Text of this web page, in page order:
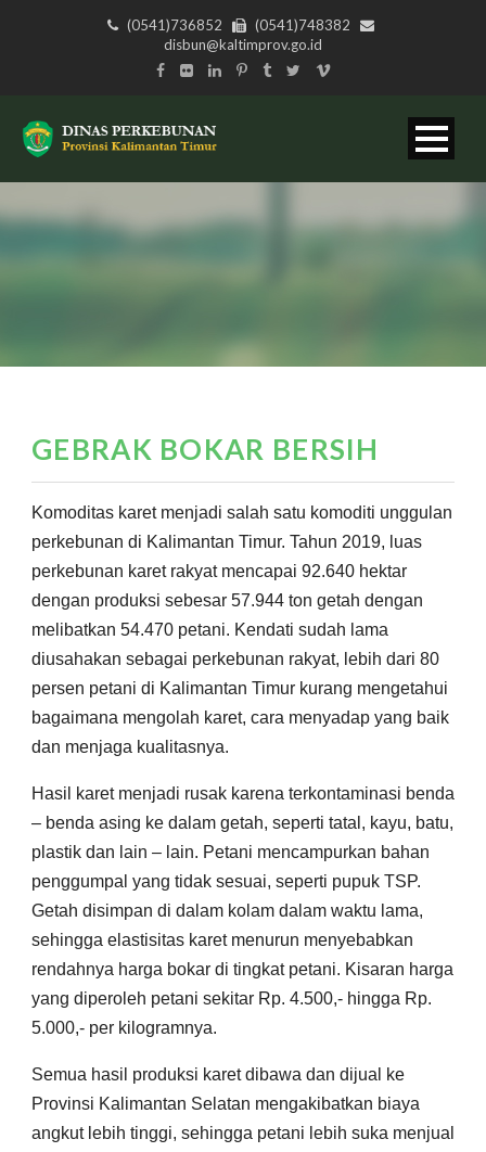
(0541)736852
(0541)748382
disbun@kaltimprov.go.id
GEBRAK BOKAR BERSIH
Komoditas karet menjadi salah satu komoditi unggulan
perkebunan di Kalimantan Timur. Tahun 2019, luas
perkebunan karet rakyat mencapai 92.640 hektar
dengan produksi sebesar 57.944 ton getah dengan
melibatkan 54.470 petani. Kendati sudah lama
diusahakan sebagai perkebunan rakyat, lebih dari 80
persen petani di Kalimantan Timur kurang mengetahui
bagaimana mengolah karet, cara menyadap yang baik
dan menjaga kualitasnya.
Hasil karet menjadi rusak karena terkontaminasi benda
– benda asing ke dalam getah, seperti tatal, kayu, batu,
plastik dan lain – lain. Petani mencampurkan bahan
penggumpal yang tidak sesuai, seperti pupuk TSP.
Getah disimpan di dalam kolam dalam waktu lama,
sehingga elastisitas karet menurun menyebabkan
rendahnya harga bokar di tingkat petani. Kisaran harga
yang diperoleh petani sekitar Rp. 4.500,- hingga Rp.
5.000,- per kilogramnya.
Semua hasil produksi karet dibawa dan dijual ke
Provinsi Kalimantan Selatan mengakibatkan biaya
angkut lebih tinggi, sehingga petani lebih suka menjual